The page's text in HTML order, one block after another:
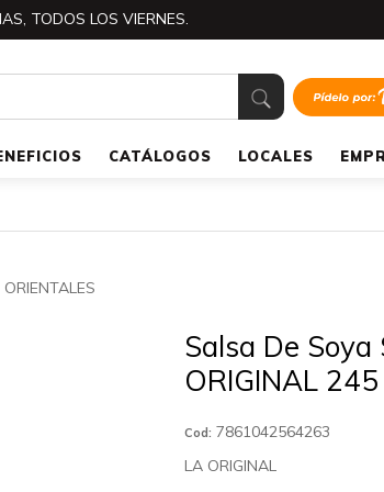
TODOS LOS VIERNES.
CATÁLOGOS LOCALES
Salsa De Soya
ORIGINAL 245
Cod: 7861042564263
LA ORIGINAL